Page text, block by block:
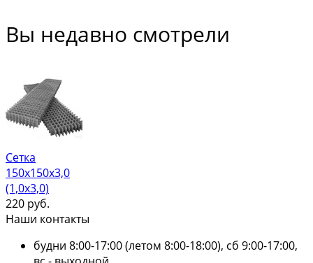
Вы недавно смотрели
Сетка
150х150х3,0
(1,0х3,0)
220 руб.
Наши контакты
будни 8:00-17:00 (летом 8:00-18:00), сб 9:00-17:00,